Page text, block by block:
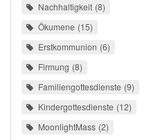
Nachhaltigkeit 8
Ökumene 15
Erstkommunion 6
Firmung 8
Familiengottesdienste 9
Kindergottesdienste 12
MoonlightMass 2